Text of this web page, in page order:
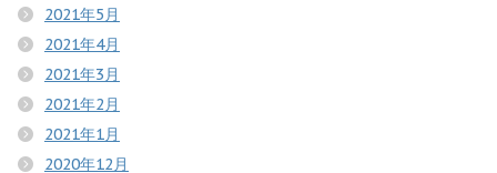
2021年5月
2021年4月
2021年3月
2021年2月
2021年1月
2020年12月